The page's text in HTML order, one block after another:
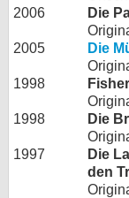
2006
Die
2005
Die
1998
1998
Die
1997
Die
den